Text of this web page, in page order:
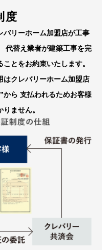
度
バリーホーム加盟店が工事
代替え業者が建築工事を完
とをお約束いたします。
はクレバリーホーム加盟店
から 支払われるためお客様
ません。